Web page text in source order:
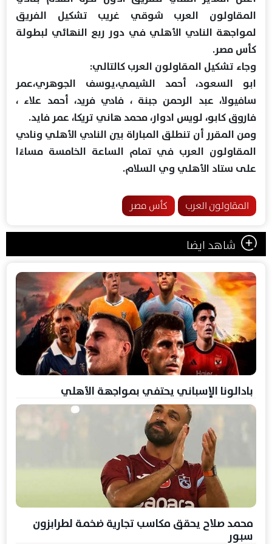
المقاولون العرب شوقي غريب تشكيل الفريق
لمواجهة النادي الأهلي في دور ربع النهائي لبطولة
كأس مصر.
وجاء تشكيل المقاولون العرب كالتالي:
ابو السعود، أحمد الشيمي،يوسف الجوهري،عمر
سافيولا، عبد الرحمن جبنة ، فادي فريد، أحمد علاء ،
فاروق كابو، لويس ادوار، محمد هاني تريكا، عمر فايد.
ومن المقرر أن تنطلق المباراة بين النادي الأهلي ونادي
المقاولون العرب في تمام الساعة الخامسة مساءًا
على ستاد الأهلي وي السلام.
المقاولون العرب كأس مصر
شاهد ايضا
بادالونا الإسباني يحتفي بمواجهة الأهلي
محمد صلاح يحقق مكاسب تجارية ضخمة لطرابزون
سبور